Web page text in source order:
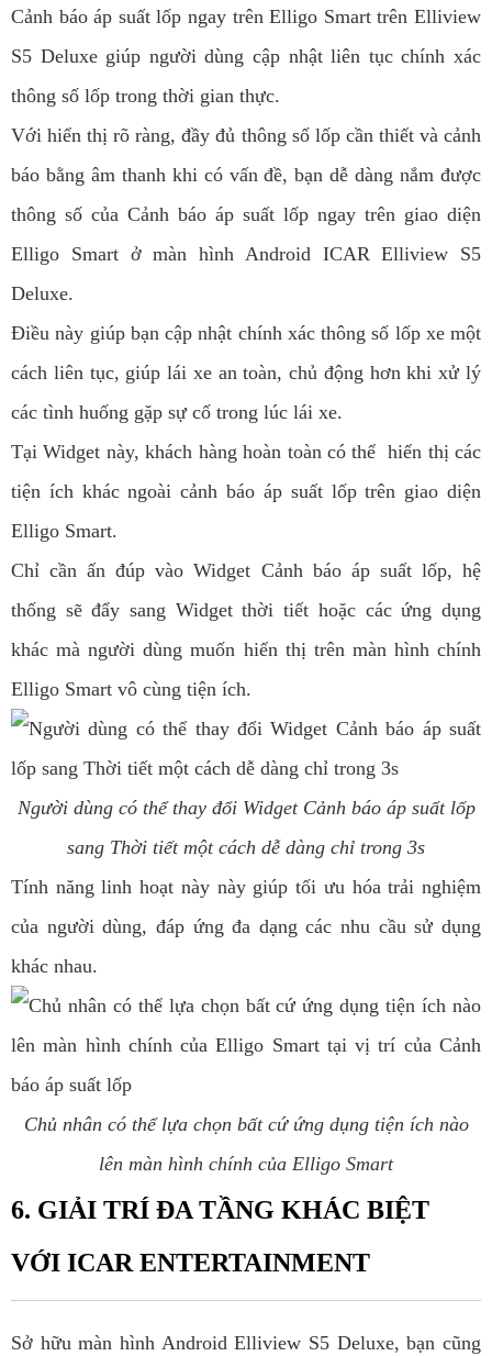
Cảnh báo áp suất lốp ngay trên Elligo Smart trên Elliview
S5 Deluxe giúp người dùng cập nhật liên tục chính xác
thông số lốp trong thời gian thực.
Với hiển thị rõ ràng, đầy đủ thông số lốp cần thiết và cảnh
báo bằng âm thanh khi có vấn đề, bạn dễ dàng nắm được
thông số của Cảnh báo áp suất lốp ngay trên giao diện
Elligo Smart ở màn hình Android ICAR Elliview S5
Deluxe.
Điều này giúp bạn cập nhật chính xác thông số lốp xe một
cách liên tục, giúp lái xe an toàn, chủ động hơn khi xử lý
các tình huống gặp sự cố trong lúc lái xe.
Tại Widget này, khách hàng hoàn toàn có thể hiển thị các
tiện ích khác ngoài cảnh báo áp suất lốp trên giao diện
Elligo Smart.
Chỉ cần ấn đúp vào Widget Cảnh báo áp suất lốp, hệ
thống sẽ đẩy sang Widget thời tiết hoặc các ứng dụng
khác mà người dùng muốn hiển thị trên màn hình chính
Elligo Smart vô cùng tiện ích.
Người dùng có thể thay đổi Widget Cảnh báo áp suất lốp
sang Thời tiết một cách dễ dàng chỉ trong 3s
Tính năng linh hoạt này này giúp tối ưu hóa trải nghiệm
của người dùng, đáp ứng đa dạng các nhu cầu sử dụng
khác nhau.
Chủ nhân có thể lựa chọn bất cứ ứng dụng tiện ích nào
lên màn hình chính của Elligo Smart
6. GIẢI TRÍ ĐA TẦNG KHÁC BIỆT
VỚI ICAR ENTERTAINMENT
Sở hữu màn hình Android Elliview S5 Deluxe, bạn cũng